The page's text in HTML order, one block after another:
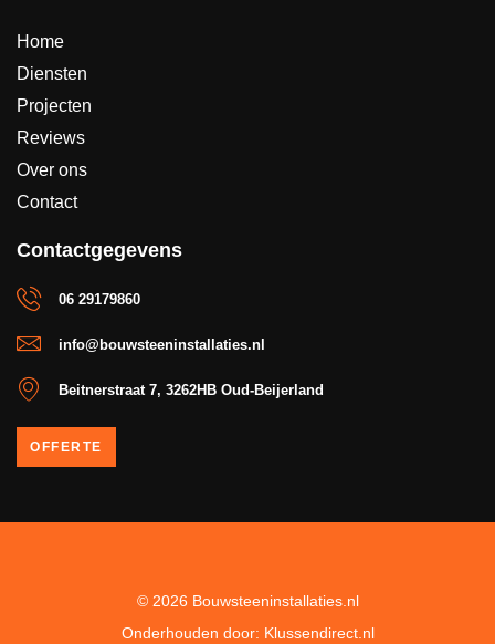
Home
Diensten
Projecten
Reviews
Over ons
Contact
Contactgegevens
06 29179860
info@bouwsteeninstallaties.nl
Beitnerstraat 7, 3262HB Oud-Beijerland
OFFERTE
© 2026 Bouwsteeninstallaties.nl
Onderhouden door: Klussendirect.nl